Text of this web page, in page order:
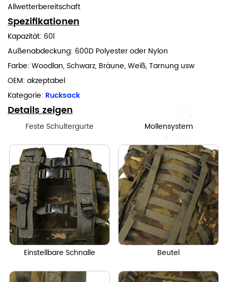
Allwetterbereitschaft
Spezifikationen
Kapazität: 60l
Außenabdeckung: 600D Polyester oder Nylon
Farbe: Woodlan, Schwarz, Bräune, Weiß, Tarnung usw
OEM: akzeptabel
Kategorie: Rucksack
Details zeigen
Feste Schultergurte Mollensystem
Einstellbare Schnalle Beutel